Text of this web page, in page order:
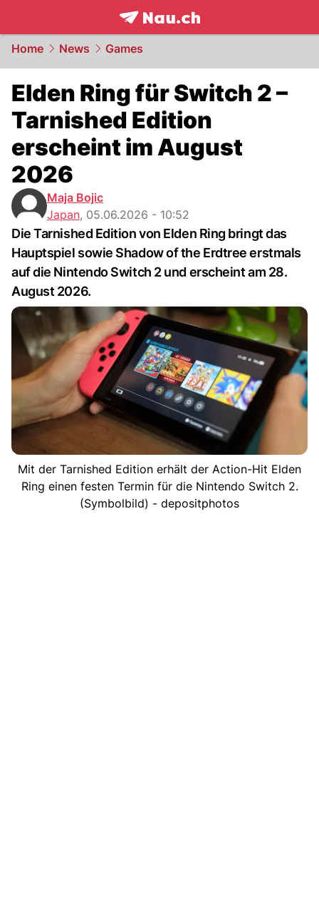
frontpage.NAU.ch
Home News Games
Elden Ring für Switch 2 –
Tarnished Edition
erscheint im August
2026
Maja Bojic
Japan, 05.06.2026 - 10:52
Die Tarnished Edition von Elden Ring bringt das
Hauptspiel sowie Shadow of the Erdtree erstmals
auf die Nintendo Switch 2 und erscheint am 28.
August 2026.
Mit der Tarnished Edition erhält der Action-Hit Elden
Ring einen festen Termin für die Nintendo Switch 2.
(Symbolbild) - depositphotos